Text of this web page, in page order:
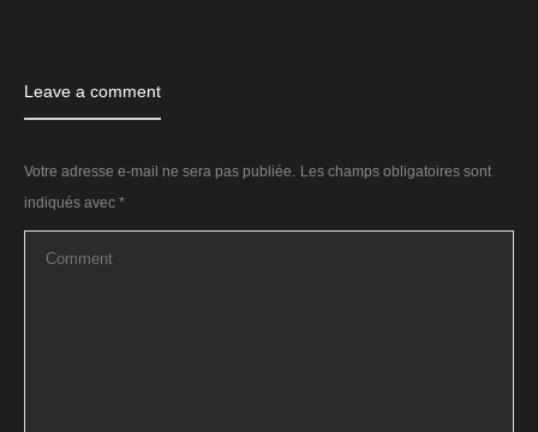
Leave a comment
Votre adresse e-mail ne sera pas publiée. Les champs obligatoires sont
indiqués avec *